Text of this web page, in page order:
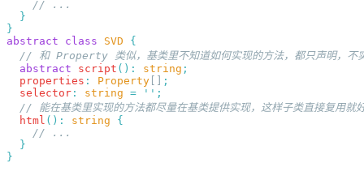
abstract class SVD
  abstract
script () : string
  properties
: Property
  selector
: string = ''
  html
() : string